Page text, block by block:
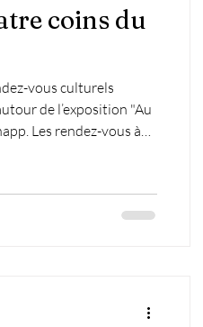
coins du
vous culturels
de l’exposition "Au
à
son parcours et
👉 Gratuit, sur